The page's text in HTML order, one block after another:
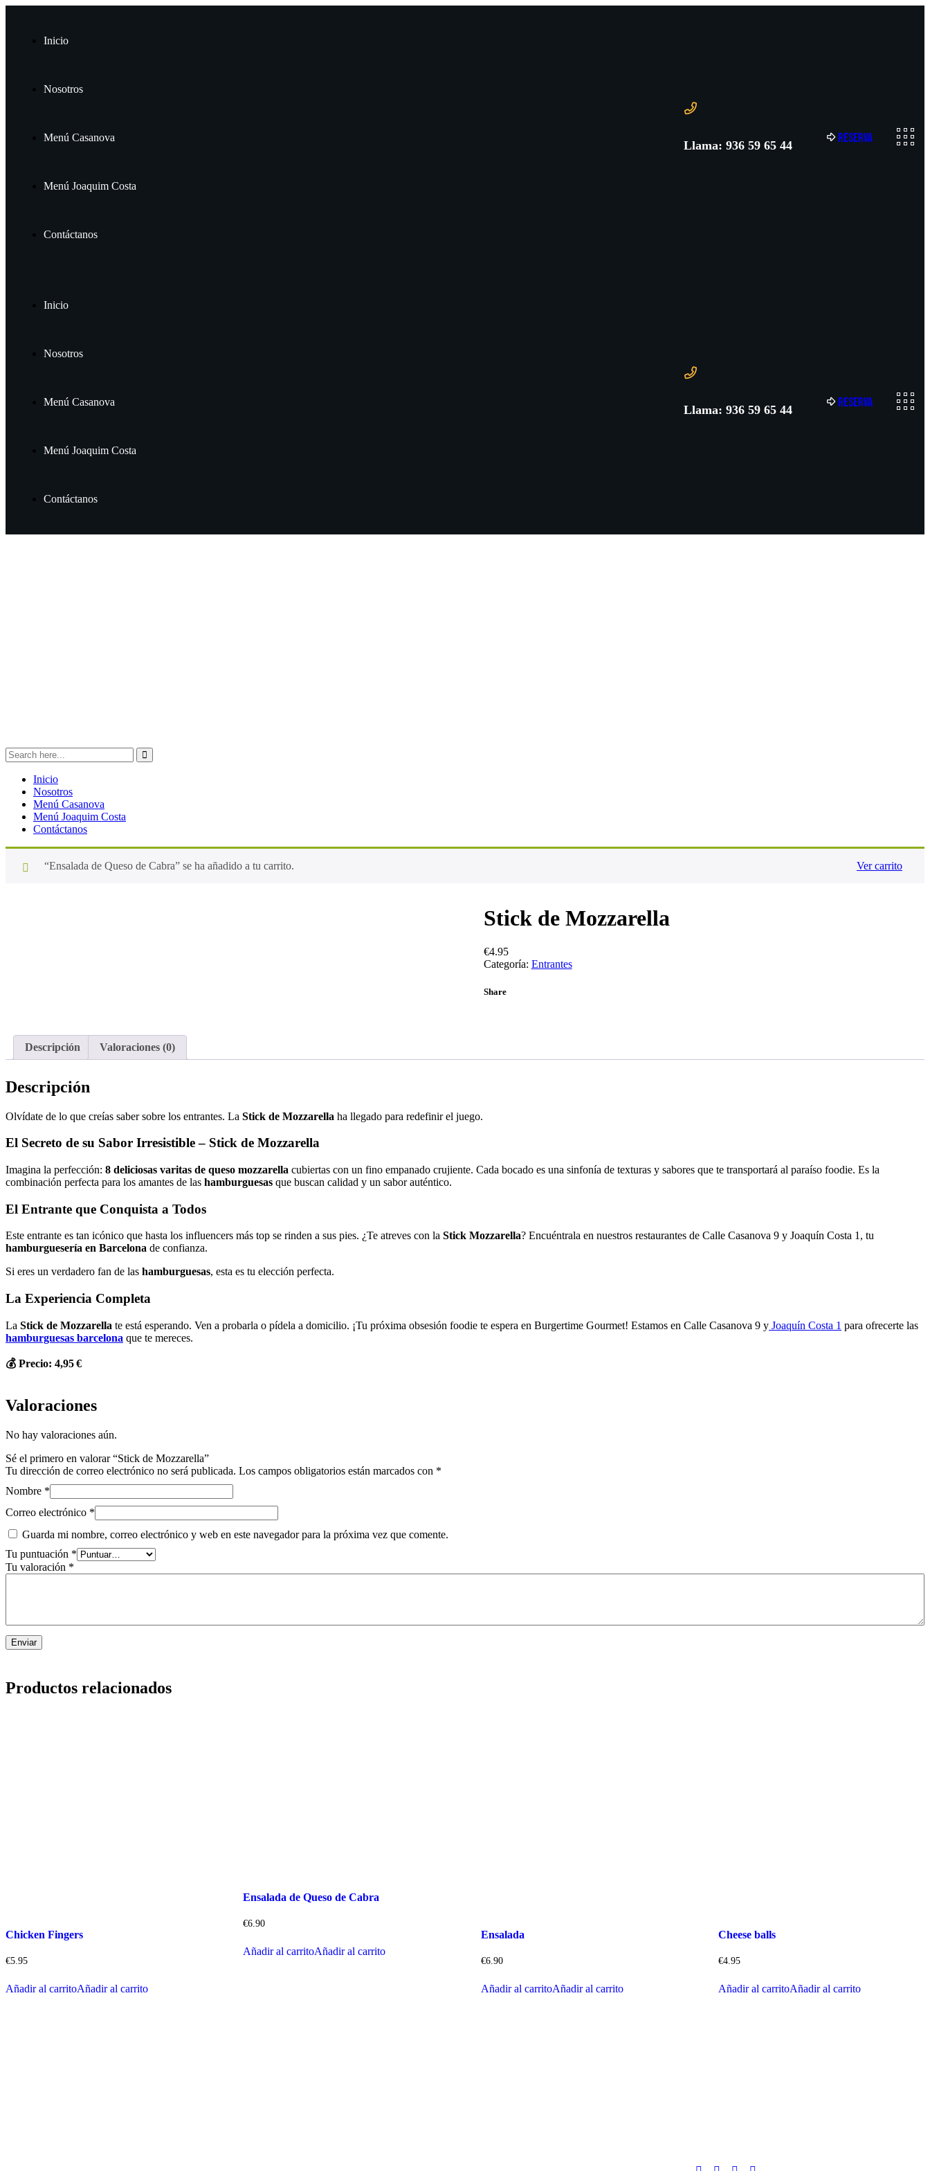
Inicio
Nosotros
Menú Casanova
Menú Joaquim Costa
Contáctanos
Llama: 936 59 65 44
Reserva
Inicio
Nosotros
Menú Casanova
Menú Joaquim Costa
Contáctanos
Llama: 936 59 65 44
Reserva
Inicio
Nosotros
Menú Casanova
Menú Joaquim Costa
Contáctanos
“Ensalada de Queso de Cabra” se ha añadido a tu carrito. Ver carrito
Stick de Mozzarella
€4.95
Categoría: Entrantes
Share
Descripción Valoraciones (0)
Descripción
Olvídate de lo que creías saber sobre los entrantes. La Stick de Mozzarella ha llegado para redefinir el juego.
El Secreto de su Sabor Irresistible – Stick de Mozzarella
Imagina la perfección: 8 deliciosas varitas de queso mozzarella cubiertas con un fino empanado crujiente. Cada bocado es una sinfonía de texturas y sabores que te transportará al paraíso foodie. Es la
combinación perfecta para los amantes de las hamburguesas que buscan calidad y un sabor auténtico.
El Entrante que Conquista a Todos
Este entrante es tan icónico que hasta los influencers más top se rinden a sus pies. ¿Te atreves con la Stick Mozzarella? Encuéntrala en nuestros restaurantes de Calle Casanova 9 y Joaquín Costa 1, tu
hamburguesería en Barcelona de confianza.
Si eres un verdadero fan de las hamburguesas, esta es tu elección perfecta.
La Experiencia Completa
La Stick de Mozzarella te está esperando. Ven a probarla o pídela a domicilio. ¡Tu próxima obsesión foodie te espera en Burgertime Gourmet! Estamos en Calle Casanova 9 y Joaquín Costa 1 para ofrecerte las
hamburguesas barcelona que te mereces.
💰 Precio: 4,95 €
Valoraciones
No hay valoraciones aún.
Sé el primero en valorar “Stick de Mozzarella”
Tu dirección de correo electrónico no será publicada. Los campos obligatorios están marcados con *
Nombre *
Correo electrónico *
Guarda mi nombre, correo electrónico y web en este navegador para la próxima vez que comente.
Tu puntuación *
Tu valoración *
Productos relacionados
Chicken Fingers
€5.95
Añadir al carritoAñadir al carrito
Ensalada de Queso de Cabra
€6.90
Añadir al carritoAñadir al carrito
Ensalada
€6.90
Añadir al carritoAñadir al carrito
Cheese balls
€4.95
Añadir al carritoAñadir al carrito